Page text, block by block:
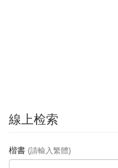
線上检索
楷書 (請輸入繁體)